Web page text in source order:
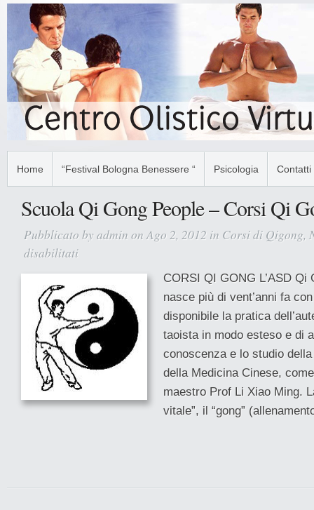
Home “Festival Bologna Benessere “ Psicologia Contatti
Scuola Qi Gong People – Corsi Qi
Pubblicato by admin on Ago 2, 2012 in Corsi di Qigong,
disabilitatisu
Gong
People
–
Corsi
Qi
Gong
CORSI QI GONG L’ASD Qi
nasce più di vent’anni fa
disponibile la pratica
taoista in modo esteso e di
conoscenza e lo studio
della Medicina Cinese,
maestro Prof Li Xiao Ming.
vitale”, il “gong”